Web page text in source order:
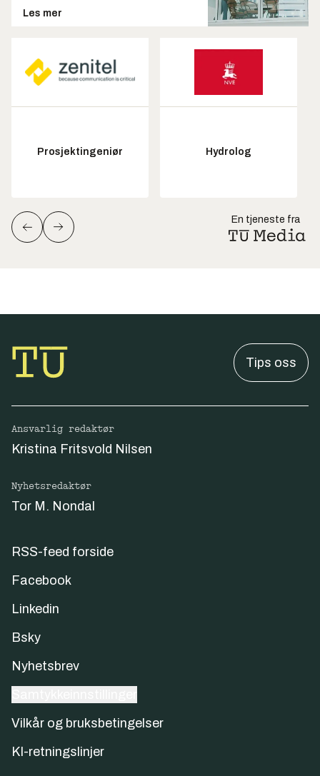
Les mer
Prosjektingeniør Hydrolog
En tjeneste fra
Tips oss
Ansvarlig redaktør
Kristina Fritsvold Nilsen
Nyhetsredaktør
Tor M. Nondal
RSS-feed forside
Facebook
Linkedin
Bsky
Nyhetsbrev
Vilkår og bruksbetingelser
KI-retningslinjer